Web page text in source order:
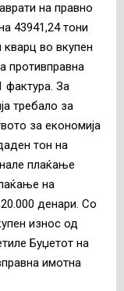
на правно
43941,24 тони
во вкупен
противправна
фактура. За
требало за
за економија
тон на
плаќање
на
денари. Со
износ од
Буџетот на
имотна